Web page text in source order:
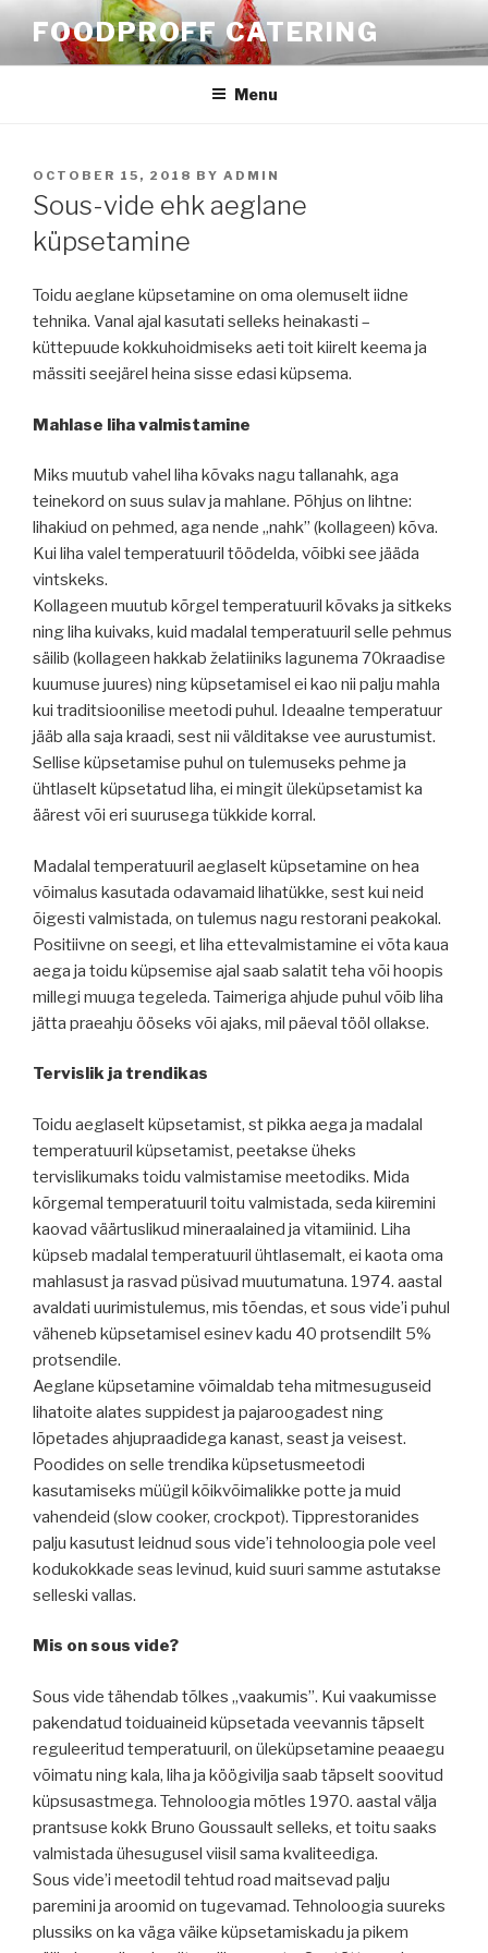
Skip
content
FOODPROFF CATERING
Menu
POSTED
ON
OCTOBER 15, 2018 BY ADMIN
Sous-vide ehk aeglane
küpsetamine
Toidu aeglane küpsetamine on oma olemuselt iidne
tehnika. Vanal ajal kasutati selleks heinakasti –
küttepuude kokkuhoidmiseks aeti toit kiirelt keema ja
mässiti seejärel heina sisse edasi küpsema.
Mahlase liha valmistamine
Miks muutub vahel liha kõvaks nagu tallanahk, aga
teinekord on suus sulav ja mahlane. Põhjus on lihtne:
lihakiud on pehmed, aga nende „nahk” (kollageen) kõva.
Kui liha valel temperatuuril töödelda, võibki see jääda
vintskeks.
Kollageen muutub kõrgel temperatuuril kõvaks ja sitkeks
ning liha kuivaks, kuid madalal temperatuuril selle pehmus
säilib (kollageen hakkab želatiiniks lagunema 70kraadise
kuumuse juures) ning küpsetamisel ei kao nii palju mahla
kui traditsioonilise meetodi puhul. Ideaalne temperatuur
jääb alla saja kraadi, sest nii välditakse vee aurustumist.
Sellise küpsetamise puhul on tulemuseks pehme ja
ühtlaselt küpsetatud liha, ei mingit üleküpsetamist ka
äärest või eri suurusega tükkide korral.
Madalal temperatuuril aeglaselt küpsetamine on hea
võimalus kasutada odavamaid lihatükke, sest kui neid
õigesti valmistada, on tulemus nagu restorani peakokal.
Positiivne on seegi, et liha ettevalmistamine ei võta kaua
aega ja toidu küpsemise ajal saab salatit teha või hoopis
millegi muuga tegeleda. Taimeriga ahjude puhul võib liha
jätta praeahju ööseks või ajaks, mil päeval tööl ollakse.
Tervislik ja trendikas
Toidu aeglaselt küpsetamist, st pikka aega ja madalal
temperatuuril küpsetamist, peetakse üheks
tervislikumaks toidu valmistamise meetodiks. Mida
kõrgemal temperatuuril toitu valmistada, seda kiiremini
kaovad väärtuslikud mineraalained ja vitamiinid. Liha
küpseb madalal temperatuuril ühtlasemalt, ei kaota oma
mahlasust ja rasvad püsivad muutumatuna. 1974. aastal
avaldati uurimistulemus, mis tõendas, et sous vide’i puhul
väheneb küpsetamisel esinev kadu 40 protsendilt 5%
protsendile.
Aeglane küpsetamine võimaldab teha mitmesuguseid
lihatoite alates suppidest ja pajaroogadest ning
lõpetades ahjupraadidega kanast, seast ja veisest.
Poodides on selle trendika küpsetusmeetodi
kasutamiseks müügil kõikvõimalikke potte ja muid
vahendeid (slow cooker, crockpot). Tipprestoranides
palju kasutust leidnud sous vide’i tehnoloogia pole veel
kodukokkade seas levinud, kuid suuri samme astutakse
selleski vallas.
Mis on sous vide?
Sous vide tähendab tõlkes „vaakumis”. Kui vaakumisse
pakendatud toiduaineid küpsetada veevannis täpselt
reguleeritud temperatuuril, on üleküpsetamine peaaegu
võimatu ning kala, liha ja köögivilja saab täpselt soovitud
küpsusastmega. Tehnoloogia mõtles 1970. aastal välja
prantsuse kokk Bruno Goussault selleks, et toitu saaks
valmistada ühesugusel viisil sama kvaliteediga.
Sous vide’i meetodil tehtud road maitsevad palju
paremini ja aroomid on tugevamad. Tehnoloogia suureks
plussiks on ka väga väike küpsetamiskadu ja pikem